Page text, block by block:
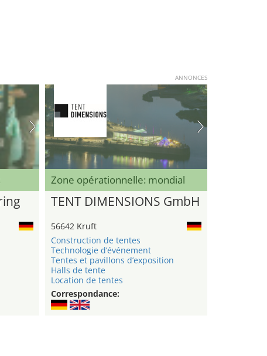
ANNONCES
Zone opérationnelle: mondial
TENT DIMENSIONS GmbH
56642 Kruft
Construction de tentes
Technologie d’événement
Tentes et pavillons d’exposition
Halls de tente
Location de tentes
Correspondance: